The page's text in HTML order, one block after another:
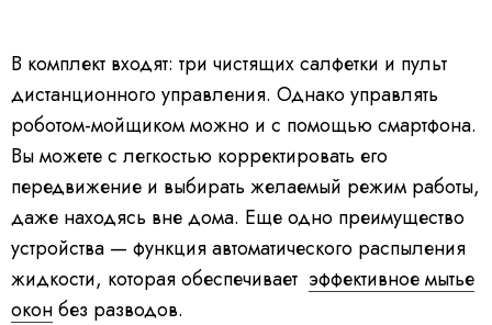
В комплект входят: три чистящих салфетки и пульт
дистанционного управления. Однако управлять
роботом-мойщиком можно и с помощью смартфона.
Вы можете с легкостью корректировать его
передвижение и выбирать желаемый режим работы,
даже находясь вне дома. Еще одно преимущество
устройства — функция автоматического распыления
жидкости, которая обеспечивает эффективное мытье
оконбез разводов.